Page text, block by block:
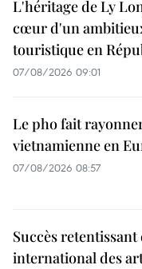
L'héritage de Ly
cœur d'un
touristique en
07/08/2026 09:01
Le pho fait
vietnamienne en
07/08/2026 08:57
Succès retentissant
international des